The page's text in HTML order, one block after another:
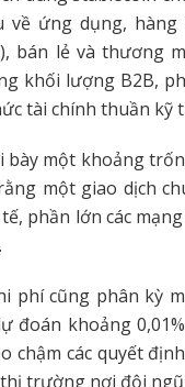
ứng dụng, hàng
bán lẻ và thương
khối lượng B2B,
tài chính thuần kỹ
bày một khoảng
một giao dịch
phần lớn các
phí cũng phân kỳ
đoán khoảng
chậm các quyết
trường nơi đội